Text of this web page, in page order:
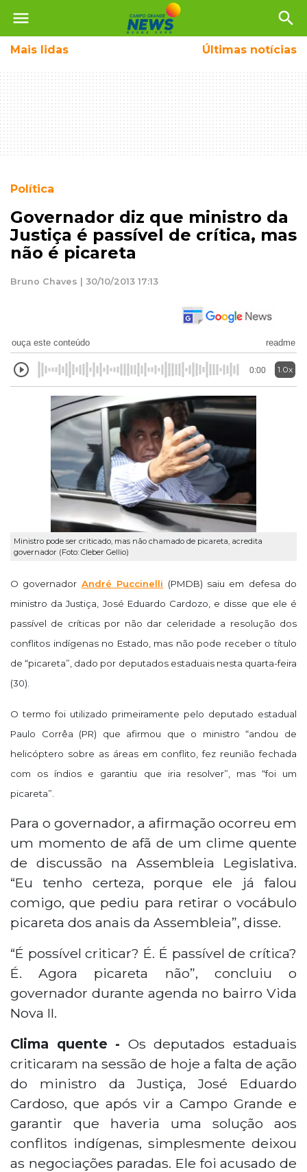
menu search
Mais lidas Últimas notícias
Política
Governador diz que ministro da
Justiça é passível de crítica, mas
não é picareta
Bruno Chaves | 30/10/2013 17:13
ouça este conteúdo readme
0:00 1.0x
Ministro pode ser criticado, mas não chamado de picareta, acredita
governador (Foto: Cleber Gellio)
O governador André Puccinelli (PMDB) saiu em defesa do
ministro da Justiça, José Eduardo Cardozo, e disse que ele é
passível de críticas por não dar celeridade a resolução dos
conflitos indígenas no Estado, mas não pode receber o título
de “picareta”, dado por deputados estaduais nesta quarta-feira
(30).
O termo foi utilizado primeiramente pelo deputado estadual
Paulo Corrêa (PR) que afirmou que o ministro “andou de
helicóptero sobre as áreas em conflito, fez reunião fechada
com os índios e garantiu que iria resolver”, mas “foi um
picareta”.
Para o governador, a afirmação ocorreu em
um momento de afã de um clime quente
de discussão na Assembleia Legislativa.
“Eu tenho certeza, porque ele já falou
comigo, que pediu para retirar o vocábulo
picareta dos anais da Assembleia”, disse.
“É possível criticar? É. É passível de crítica?
É. Agora picareta não”, concluiu o
governador durante agenda no bairro Vida
Nova II.
Clima quente - Os deputados estaduais
criticaram na sessão de hoje a falta de ação
do ministro da Justiça, José Eduardo
Cardoso, que após vir a Campo Grande e
garantir que haveria uma solução aos
conflitos indígenas, simplesmente deixou
as negociações paradas. Ele foi acusado de